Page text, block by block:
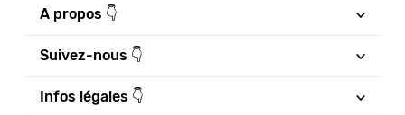
A propos 👇
Suivez-nous 👇
Infos légales 👇